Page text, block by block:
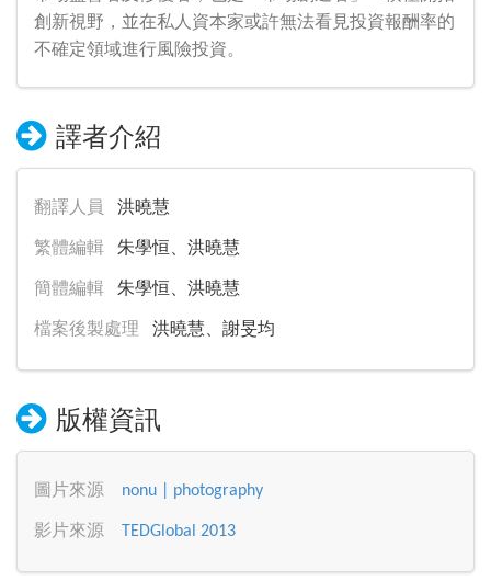
創新視野，並在私人資本家或許無法看見投資報酬率的
不確定領域進行風險投資。
譯者介紹
翻譯人員 洪曉慧
繁體編輯 朱學恒、洪曉慧
簡體編輯 朱學恒、洪曉慧
檔案後製處理 洪曉慧、謝旻均
版權資訊
圖片來源 nonu | photography
影片來源 TEDGlobal 2013